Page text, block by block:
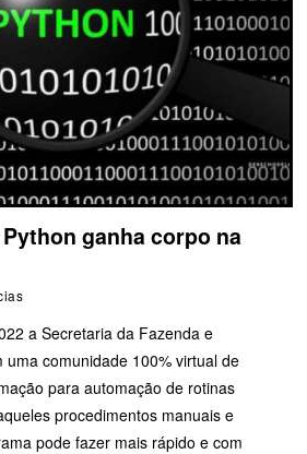
ganha corpo na
a Secretaria da Fazenda e
uma comunidade 100% virtual de
para automação de rotinas
procedimentos manuais e
pode fazer mais rápido e com